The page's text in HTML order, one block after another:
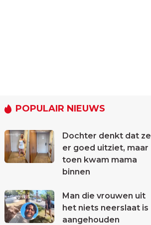
POPULAIR NIEUWS
Dochter denkt dat ze
er goed uitziet, maar
toen kwam mama
binnen
Man die vrouwen uit
het niets neerslaat is
aangehouden